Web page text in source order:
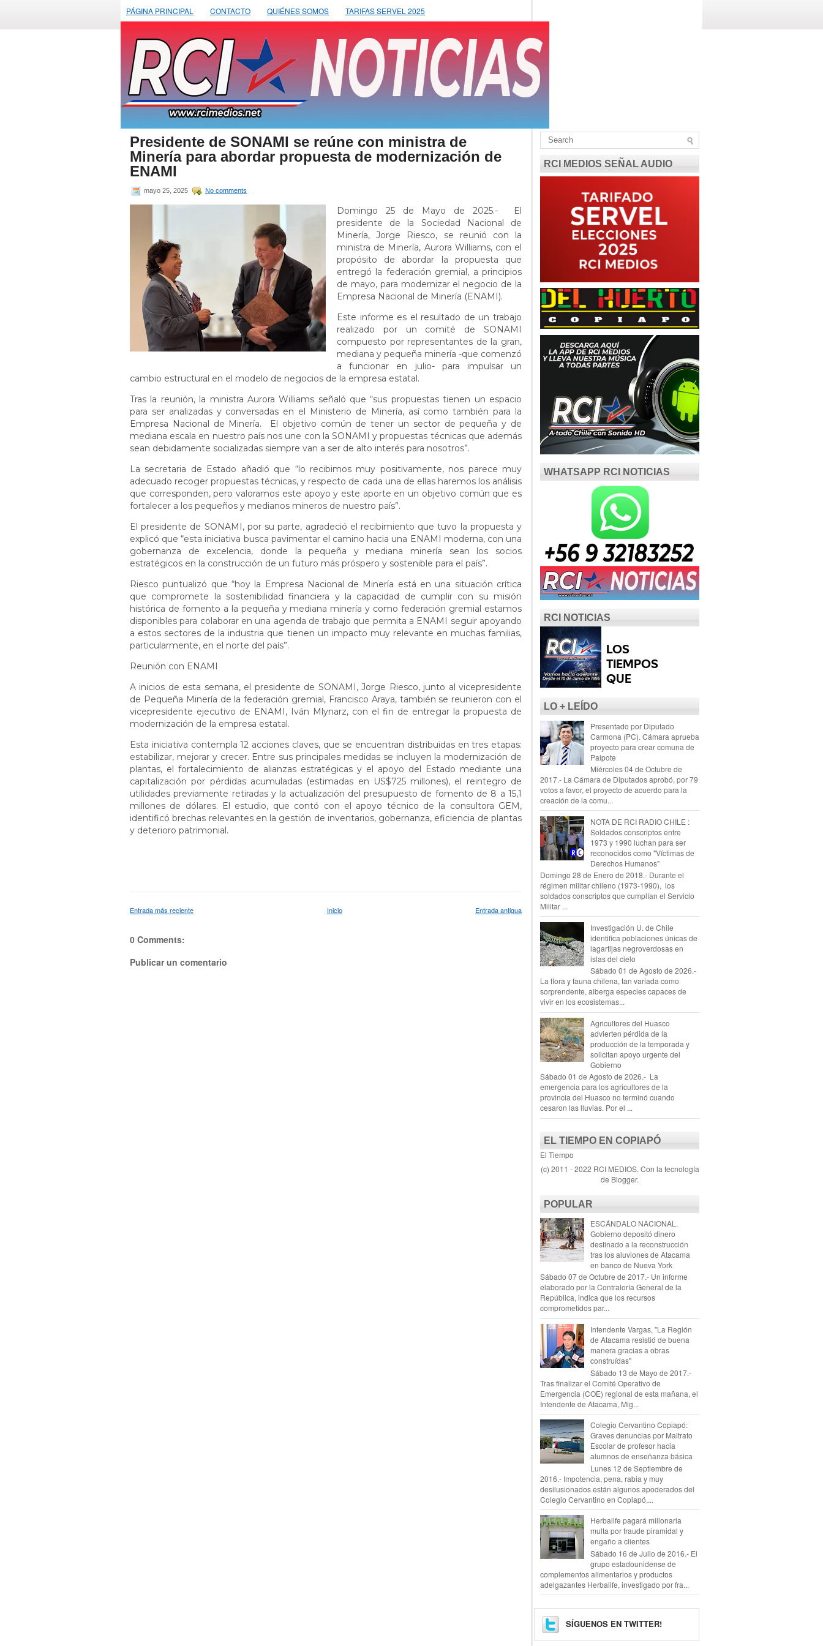
PÁGINA PRINCIPAL CONTACTO QUIÉNES SOMOS TARIFAS SERVEL 2025
Presidente de SONAMI se reúne con ministra de
Minería para abordar propuesta de modernización de
ENAMI
mayo 25, 2025 No comments
Domingo 25 de Mayo de 2025.- El
presidente de la Sociedad Nacional de
Minería, Jorge Riesco, se reunió con la
ministra de Minería, Aurora Williams, con el
propósito de abordar la propuesta que
entregó la federación gremial, a principios
de mayo, para modernizar el negocio de la
Empresa Nacional de Minería (ENAMI).
Este informe es el resultado de un trabajo
realizado por un comité de SONAMI
compuesto por representantes de la gran,
mediana y pequeña minería -que comenzó
a funcionar en julio- para impulsar un
cambio estructural en el modelo de negocios de la empresa estatal.
Tras la reunión, la ministra Aurora Williams señaló que “sus propuestas tienen un espacio
para ser analizadas y conversadas en el Ministerio de Minería, así como también para la
Empresa Nacional de Minería. El objetivo común de tener un sector de pequeña y de
mediana escala en nuestro país nos une con la SONAMI y propuestas técnicas que además
sean debidamente socializadas siempre van a ser de alto interés para nosotros”.
La secretaria de Estado añadió que “lo recibimos muy positivamente, nos parece muy
adecuado recoger propuestas técnicas, y respecto de cada una de ellas haremos los análisis
que corresponden, pero valoramos este apoyo y este aporte en un objetivo común que es
fortalecer a los pequeños y medianos mineros de nuestro país”.
El presidente de SONAMI, por su parte, agradeció el recibimiento que tuvo la propuesta y
explicó que “esta iniciativa busca pavimentar el camino hacia una ENAMI moderna, con una
gobernanza de excelencia, donde la pequeña y mediana minería sean los socios
estratégicos en la construcción de un futuro más próspero y sostenible para el país”.
Riesco puntualizó que “hoy la Empresa Nacional de Minería está en una situación crítica
que compromete la sostenibilidad financiera y la capacidad de cumplir con su misión
histórica de fomento a la pequeña y mediana minería y como federación gremial estamos
disponibles para colaborar en una agenda de trabajo que permita a ENAMI seguir apoyando
a estos sectores de la industria que tienen un impacto muy relevante en muchas familias,
particularmente, en el norte del país”.
Reunión con ENAMI
A inicios de esta semana, el presidente de SONAMI, Jorge Riesco, junto al vicepresidente
de Pequeña Minería de la federación gremial, Francisco Araya, también se reunieron con el
vicepresidente ejecutivo de ENAMI, Iván Mlynarz, con el fin de entregar la propuesta de
modernización de la empresa estatal.
Esta iniciativa contempla 12 acciones claves, que se encuentran distribuidas en tres etapas:
estabilizar, mejorar y crecer. Entre sus principales medidas se incluyen la modernización de
plantas, el fortalecimiento de alianzas estratégicas y el apoyo del Estado mediante una
capitalización por pérdidas acumuladas (estimadas en US$725 millones), el reintegro de
utilidades previamente retiradas y la actualización del presupuesto de fomento de 8 a 15,1
millones de dólares. El estudio, que contó con el apoyo técnico de la consultora GEM,
identificó brechas relevantes en la gestión de inventarios, gobernanza, eficiencia de plantas
y deterioro patrimonial.
Entrada más reciente Entrada antigua
Inicio
0 Comments:
Publicar un comentario
RCI MEDIOS SEÑAL AUDIO
WHATSAPP RCI NOTICIAS
RCI NOTICIAS
LO + LEÍDO
Presentado por Diputado
Carmona (PC). Cámara aprueba
proyecto para crear comuna de
Paipote
Miércoles 04 de Octubre de
2017.- La Cámara de Diputados aprobó, por 79
votos a favor, el proyecto de acuerdo para la
creación de la comu...
NOTA DE RCI RADIO CHILE :
Soldados conscriptos entre
1973 y 1990 luchan para ser
reconocidos como "Víctimas de
Derechos Humanos"
Domingo 28 de Enero de 2018.- Durante el
régimen militar chileno (1973-1990), los
soldados conscriptos que cumplían el Servicio
Militar ...
Investigación U. de Chile
identifica poblaciones únicas de
lagartijas negroverdosas en
islas del cielo
Sábado 01 de Agosto de 2026.-
La flora y fauna chilena, tan variada como
sorprendente, alberga especies capaces de
vivir en los ecosistemas...
Agricultores del Huasco
advierten pérdida de la
producción de la temporada y
solicitan apoyo urgente del
Gobierno
Sábado 01 de Agosto de 2026.- La
emergencia para los agricultores de la
provincia del Huasco no terminó cuando
cesaron las lluvias. Por el ...
EL TIEMPO EN COPIAPÓ
El Tiempo
(c) 2011 - 2022 RCI MEDIOS. Con la tecnología
de Blogger.
POPULAR
ESCÁNDALO NACIONAL.
Gobierno depositó dinero
destinado a la reconstrucción
tras los aluviones de Atacama
en banco de Nueva York
Sábado 07 de Octubre de 2017.- Un informe
elaborado por la Contraloría General de la
República, indica que los recursos
comprometidos par...
Intendente Vargas, "La Región
de Atacama resistió de buena
manera gracias a obras
construídas"
Sábado 13 de Mayo de 2017.-
Tras finalizar el Comité Operativo de
Emergencia (COE) regional de esta mañana, el
Intendente de Atacama, Mig...
Colegio Cervantino Copiapó:
Graves denuncias por Maltrato
Escolar de profesor hacia
alumnos de enseñanza básica
Lunes 12 de Septiembre de
2016.- Impotencia, pena, rabia y muy
desilusionados están algunos apoderados del
Colegio Cervantino en Copiapó,...
Herbalife pagará millonaria
multa por fraude piramidal y
engaño a clientes
Sábado 16 de Julio de 2016.- El
grupo estadounidense de
complementos alimentarios y productos
adelgazantes Herbalife, investigado por fra...
SÍGUENOS EN TWITTER!